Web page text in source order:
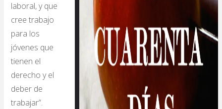
laboral, y que
cree trabajo
para los
jóvenes que
tienen el
derecho y el
deber de
trabajar”.